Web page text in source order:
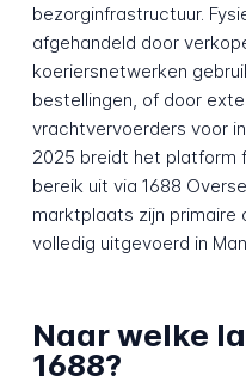
bezorginfrastructuur.
afgehandeld door
koeriersnetwerken
bestellingen, of door
vrachtvervoerders voor
2025 breidt het platform
bereik uit via 1688
marktplaats zijn primaire
volledig uitgevoerd in
Naar welke
1688?